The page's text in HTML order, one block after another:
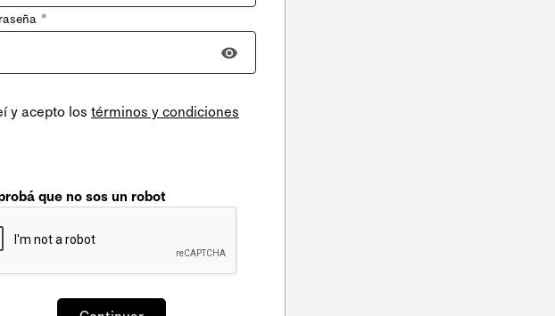
*
y acepto los términos y condiciones
que no sos un robot